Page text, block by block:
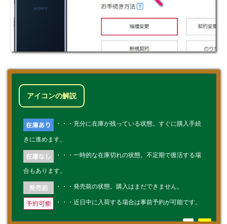
アイコンの解説
・・・充分に在庫が残っている状態。すぐに購入手続
きに進めます。
・・・一時的な在庫切れの状態。不定期で復活する場
合もあります。
・・・発売前の状態。購入はまだできません。
・・・近日中に入荷する場合は事前予約が可能です。